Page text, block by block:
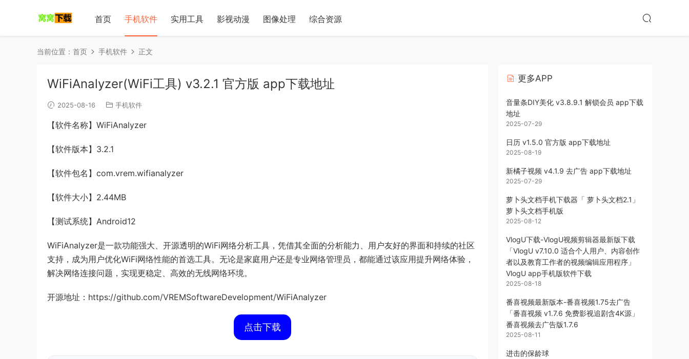
首页 手机软件 实用工具 影视动漫 图像处理 综合资源
当前位置： 首页 手机软件 正文
WiFiAnalyzer(WiFi工具) v3.2.1 官方版 app下载地址
2025-08-16 手机软件
【软件名称】WiFiAnalyzer
【软件版本】3.2.1
【软件包名】com.vrem.wifianalyzer
【软件大小】2.44MB
【测试系统】Android12
WiFiAnalyzer是一款功能强大、开源透明的WiFi网络分析工具，凭借其全面的分析能力、用户友好的界面和持续的社区
支持，成为用户优化WiFi网络性能的首选工具。无论是家庭用户还是专业网络管理员，都能通过该应用提升网络体验，
解决网络连接问题，实现更稳定、高效的无线网络环境。
开源地址：https://github.com/VREMSoftwareDevelopment/WiFiAnalyzer
点击下载
更多APP
音量条DIY美化 v3.8.9.1 解锁会员 app下载
地址
2025-07-29
日历 v1.5.0 官方版 app下载地址
2025-08-19
新橘子视频 v4.1.9 去广告 app下载地址
2025-07-29
萝卜头文档手机下载器「 萝卜头文档2.1」
萝卜头文档手机版
2025-08-12
VlogU下载-VlogU视频剪辑器最新版下载
「VlogU v7.10.0 适合个人用户、内容创作
者以及教育工作者的视频编辑应用程序」
VlogU app手机版软件下载
2025-08-18
番喜视频最新版本-番喜视频1.75去广告
「番喜视频 v1.7.6 免费影视追剧含4K源」
番喜视频去广告版1.7.6
2025-08-11
进击的保龄球